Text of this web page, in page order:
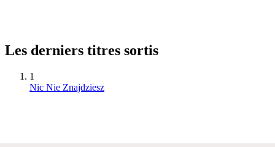
Les derniers titres sortis
1
Nic Nie Znajdziesz